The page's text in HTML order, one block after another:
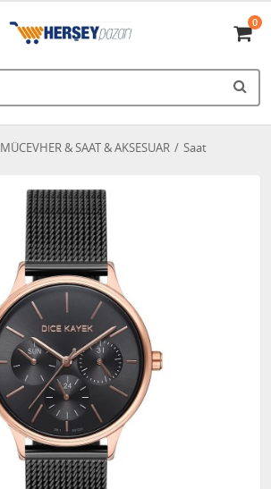
0
MÜCEVHER & SAAT & AKSESUAR Saat